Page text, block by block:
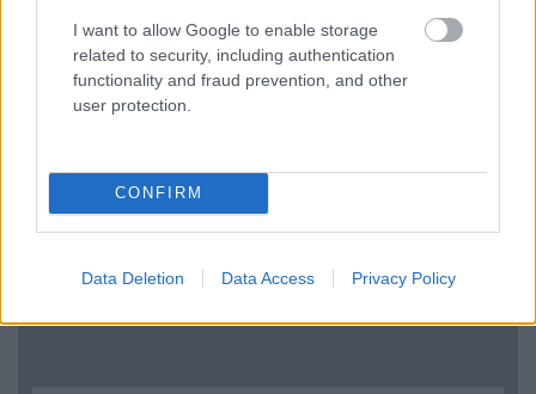
I want to allow Google to enable storage
related to security, including authentication
functionality and fraud prevention, and other
user protection.
CONFIRM
Data Deletion Data Access Privacy Policy
Kéthónapos a Tisza-kormány: íme a mérleg!
ELEMZÉSEK 2026. júl. 21.